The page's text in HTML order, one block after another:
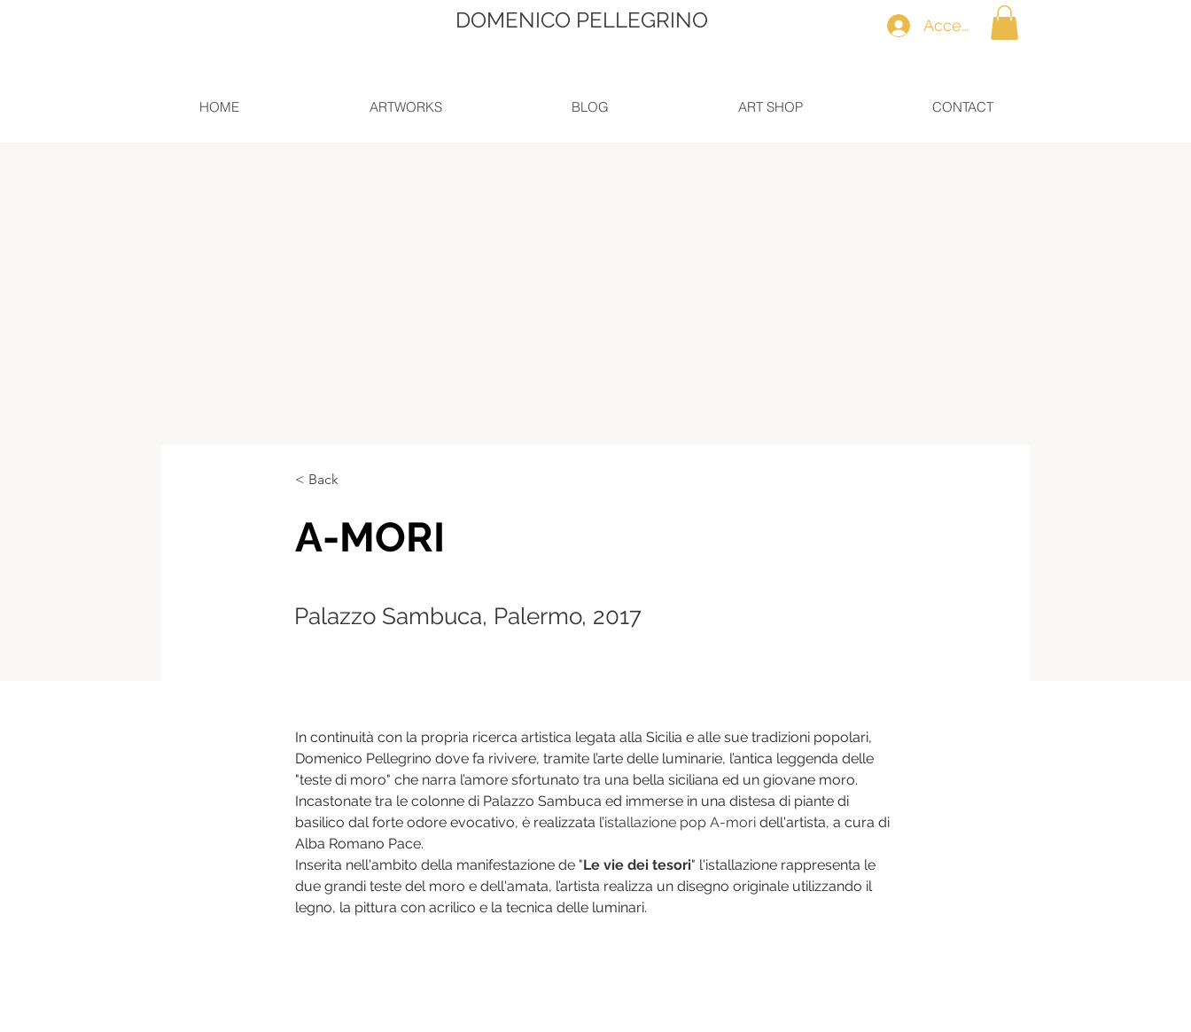
Accedi
DOMENICO PELLEGRINO
HOME ARTWORKS BLOG ART SHOP CONTACT
< Back
A-MORI
Palazzo Sambuca, Palermo, 2017
In continuità con la propria ricerca artistica legata alla Sicilia e alle sue tradizioni popolari,
Domenico Pellegrino dove fa rivivere, tramite l’arte delle luminarie, l’antica leggenda delle
"teste di moro" che narra l’amore sfortunato tra una bella siciliana ed un giovane moro.
Incastonate tra le colonne di Palazzo Sambuca ed immerse in una distesa di piante di
basilico dal forte odore evocativo, è realizzata l’istallazione pop A-mori dell'artista, a cura di
Alba Romano Pace.
Inserita nell'ambito della manifestazione de "Le vie dei tesori" l'istallazione rappresenta le
due grandi teste del moro e dell'amata, l’artista realizza un disegno originale utilizzando il
legno, la pittura con acrilico e la tecnica delle luminari.